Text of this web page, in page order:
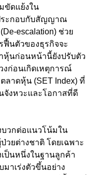
ขัดแย้งใน
ระกอบกับสัญญาณ
escalation) ช่วย
นตัวของธุรกิจจะ
หุ้นก่อนหน้านี้ยังปรับตัว
งก่อนเกิดเหตุการณ์
ลาดหุ้น (SET Index) ที่
จังหวะและโอกาสที่ดี
บวกต่อแนวโน้มใน
วยต่างชาติ โดยเฉพาะ
ป็นหนึ่งในฐานลูกค้า
มาเร่งตัวขึ้นอย่าง